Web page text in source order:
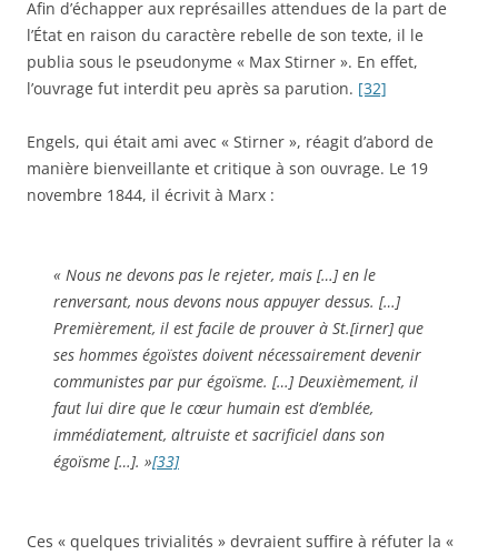
Afin d’échapper aux représailles attendues de la part de
l’État en raison du caractère rebelle de son texte, il le
publia sous le pseudonyme « Max Stirner ». En effet,
l’ouvrage fut interdit peu après sa parution. [32]
Engels, qui était ami avec « Stirner », réagit d’abord de
manière bienveillante et critique à son ouvrage. Le 19
novembre 1844, il écrivit à Marx :
« Nous ne devons pas le rejeter, mais […]en le
renversant, nous devons nous appuyer dessus. […]
Premièrement, il est facile de prouver à St.[irner] que
ses hommes égoïstes doivent nécessairement devenir
communistes par pur égoïsme. […] Deuxièmement, il
faut lui dire que le cœur humain est d’emblée,
immédiatement, altruiste et sacrificiel dans son
égoïsme […]. »[33]
Ces « quelques trivialités » devraient suffire à réfuter la «